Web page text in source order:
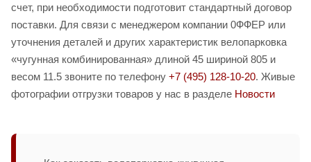
счет, при необходимости подготовит стандартный договор
поставки. Для связи с менеджером компании 0ФФЕР или
уточнения деталей и других характеристик велопарковка
«чугунная комбинированная» длиной 45 шириной 805 и
весом 11.5 звоните по телефону +7 (495) 128-10-20. Живые
фотографии отгрузки товаров у нас в разделе Новости